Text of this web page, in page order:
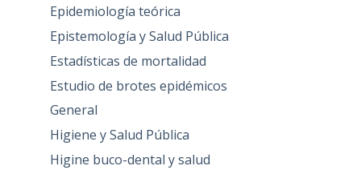
Epidemiología teórica
Epistemología y Salud Pública
Estadísticas de mortalidad
Estudio de brotes epidémicos
General
Higiene y Salud Pública
Higine buco-dental y salud